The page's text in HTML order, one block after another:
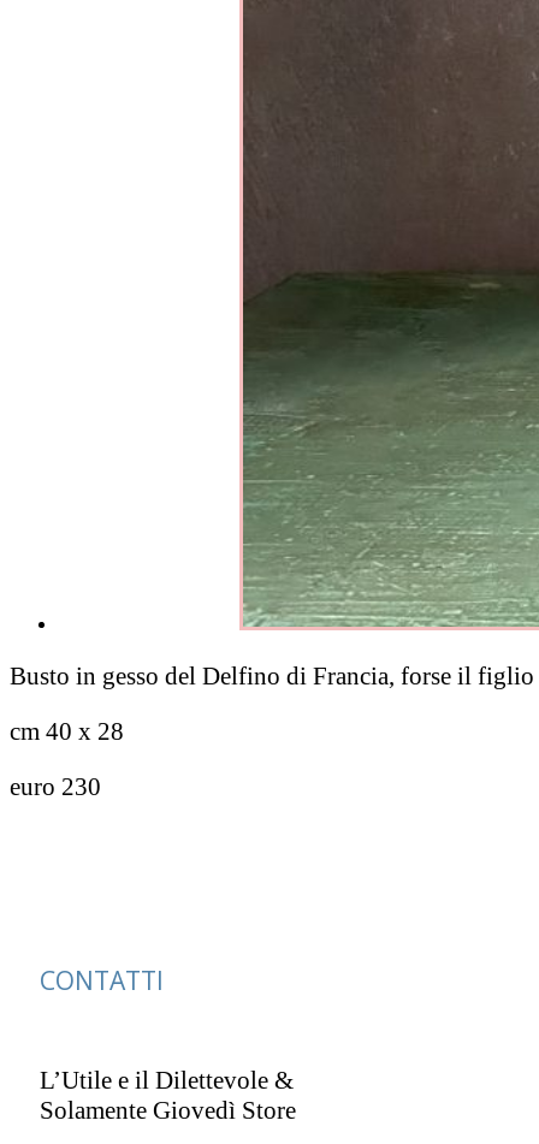
Busto in gesso del Delfino di Francia, forse il
cm 40 x 28
euro 230
CONTATTI
L’Utile e il Dilettevole &
Solamente Giovedì Store